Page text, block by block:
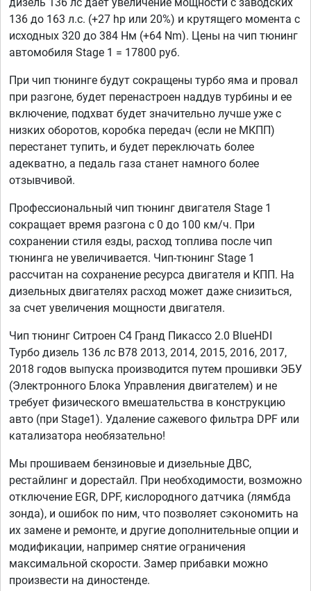
136 до 163 л.с. (+27 hp или 20%) и крутящего момента с
исходных 320 до 384 Нм (+64 Nm). Цены на чип тюнинг
автомобиля Stage 1 = 17800 руб.
При чип тюнинге будут сокращены турбо яма и провал
при разгоне, будет перенастроен наддув турбины и ее
включение, подхват будет значительно лучше уже с
низких оборотов, коробка передач (если не МКПП)
перестанет тупить, и будет переключать более
адекватно, а педаль газа станет намного более
отзывчивой.
Профессиональный чип тюнинг двигателя Stage 1
сокращает время разгона с 0 до 100 км/ч. При
сохранении стиля езды, расход топлива после чип
тюнинга не увеличивается. Чип-тюнинг Stage 1
рассчитан на сохранение ресурса двигателя и КПП. На
дизельных двигателях расход может даже снизиться,
за счет увеличения мощности двигателя.
Чип тюнинг Ситроен С4 Гранд Пикассо 2.0 BlueHDI
Турбо дизель 136 лс B78 2013, 2014, 2015, 2016, 2017,
2018 годов выпуска производится путем прошивки ЭБУ
(Электронного Блока Управления двигателем) и не
требует физического вмешательства в конструкцию
авто (при Stage1). Удаление сажевого фильтра DPF или
катализатора необязательно!
Мы прошиваем бензиновые и дизельные ДВС,
рестайлинг и дорестайл. При необходимости, возможно
отключение EGR, DPF, кислородного датчика (лямбда
зонда), и ошибок по ним, что позволяет сэкономить на
их замене и ремонте, и другие дополнительные опции и
модификации, например снятие ограничения
максимальной скорости. Замер прибавки можно
произвести на диностенде.